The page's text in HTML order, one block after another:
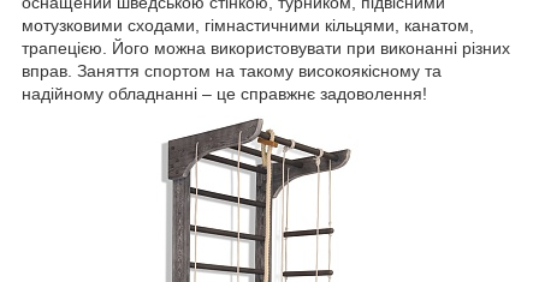
мотузковими сходами, гімнастичними кільцями, канатом,
трапецією. Його можна використовувати при виконанні різних
вправ. Заняття спортом на такому високоякісному та
надійному обладнанні – це справжнє задоволення!